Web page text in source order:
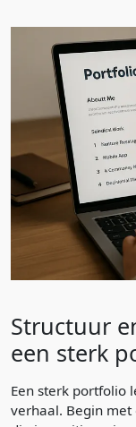
Structuur
een sterk
Een sterk portfolio
verhaal. Begin